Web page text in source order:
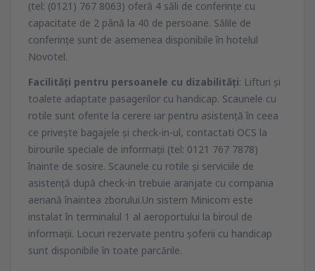
(tel: (0121) 767 8063) oferă 4 săli de conferinţe cu
capacitate de 2 până la 40 de persoane. Sălile de
conferinţe sunt de asemenea disponibile în hotelul
Novotel.
Facilităţi pentru persoanele cu dizabilităţi: Lifturi şi
toalete adaptate pasagerilor cu handicap. Scaunele cu
rotile sunt oferite la cerere iar pentru asistenţă în ceea
ce priveşte bagajele şi check-in-ul, contactati OCS la
birourile speciale de informaţii (tel: 0121 767 7878)
înainte de sosire. Scaunele cu rotile şi serviciile de
asistenţă după check-in trebuie aranjate cu compania
aeriană înaintea zborului.Un sistem Minicom este
instalat în terminalul 1 al aeroportului la biroul de
informaţii. Locuri rezervate pentru şoferii cu handicap
sunt disponibile în toate parcările.